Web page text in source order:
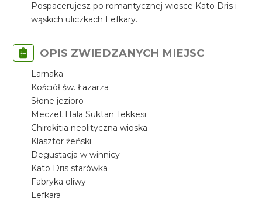
Pospacerujesz po romantycznej wiosce Kato Dris i
wąskich uliczkach Lefkary.
OPIS ZWIEDZANYCH MIEJSC
Larnaka
Kościół św. Łazarza
Słone jezioro
Meczet Hala Suktan Tekkesi
Chirokitia neolityczna wioska
Klasztor żeński
Degustacja w winnicy
Kato Dris starówka
Fabryka oliwy
Lefkara